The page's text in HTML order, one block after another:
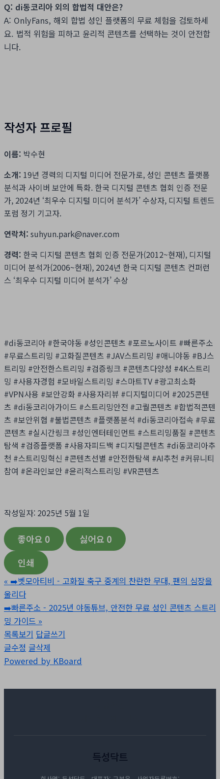
Q: di동코리아 외의 합법적 대안은?
A: OnlyFans, 해외 합법 성인 플랫폼의 무료 체험을 검토하세
요. 법적 위험을 피하고 윤리적 콘텐츠를 선택하는 것이 안전합
니다.
작성자 프로필
이름: 박수현
소개: 19년 경력의 디지털 미디어 전문가로, 성인 콘텐츠 플랫폼
분석과 사이버 보안에 특화. 한국 디지털 콘텐츠 협회 인증 전문
가, 2024년 ‘최우수 디지털 미디어 분석가’ 수상자, 디지털 트렌드
포럼 정기 기고자.
연락처: suhyun.park@naver.com
경력: 한국 디지털 콘텐츠 협회 인증 전문가(2012~현재), 디지털
미디어 분석가(2006~현재), 2024년 한국 디지털 콘텐츠 컨퍼런
스 ‘최우수 디지털 미디어 분석가’ 수상
#di동코리아 #한국야동 #성인콘텐츠 #포르노사이트 #빠른주소
#무료스트리밍 #고화질콘텐츠 #JAV스트리밍 #애니야동 #BJ스
트리밍 #안전한스트리밍 #검증링크 #콘텐츠다양성 #4K스트리
밍 #사용자경험 #모바일스트리밍 #스마트TV #광고최소화
#VPN사용 #보안강화 #사용자리뷰 #디지털미디어 #2025콘텐
츠 #di동코리아가이드 #스트리밍안전 #고퀄콘텐츠 #합법적콘텐
츠 #보안위협 #불법콘텐츠 #플랫폼분석 #di동코리아접속 #무료
콘텐츠 #실시간링크 #성인엔터테인먼트 #스트리밍품질 #콘텐츠
탐색 #검증플랫폼 #사용자피드백 #디지털콘텐츠 #di동코리아추
천 #스트리밍혁신 #콘텐츠선별 #안전한탐색 #AI추천 #커뮤니티
참여 #온라인보안 #윤리적스트리밍 #VR콘텐츠
작성일자: 2025년 5월 1일
좋아요 0 싫어요 0
인쇄
« ➡️벳모아티비 - 고화질 축구 중계의 찬란한 무대, 팬의 심장을
울리다
➡️빠른주소 - 2025년 야동튜브, 안전한 무료 성인 콘텐츠 스트리
밍 가이드 »
목록보기 답글쓰기
글수정 글삭제
Powered by KBoard
득성닥트